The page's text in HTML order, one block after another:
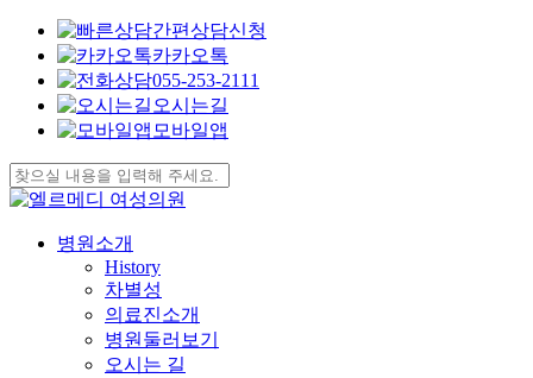
간편상담신청
카카오톡
055-253-2111
오시는길
모바일앱
Skip
to
main
content
Close
search
Menu
병원소개
History
차별성
의료진소개
병원둘러보기
오시는 길